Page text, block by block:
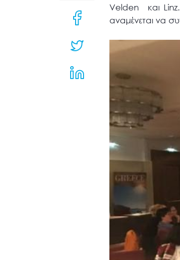
Velden και
αναμένεται να